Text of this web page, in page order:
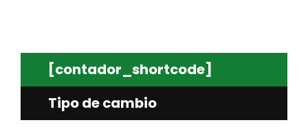
[contador_shortcode]
Tipo de cambio